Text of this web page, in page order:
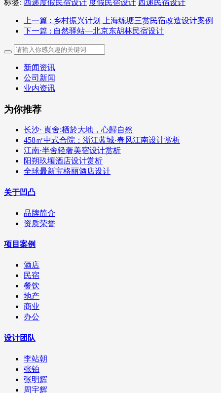
标签: 西递度假民宿设计 度假民宿设计 西递民宿设计
上一篇 : 乡村振兴计划 上海练塘三赏民宿改造设计案例
下一篇 : 自然驿站—北京东胡林民宿设计
新闻资讯
公司新闻
业内资讯
为你推荐
长沙· 崀舍:栖於大地，心歸自然
458㎡中式合院：浙江蓝城·春风江南设计赏析
江南·半舍轻奢美宿设计赏析
阳朔玖壤酒店设计赏析
全球最新宝格丽酒店设计
关于凹凸
品牌简介
资质荣誉
项目案例
酒店
民宿
餐饮
地产
商业
办公
设计团队
李站朝
张铂
张明辉
周宇辉